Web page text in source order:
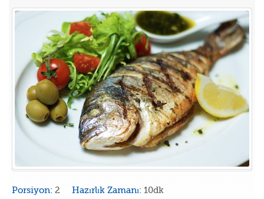
Porsiyon: 2 Hazırlık Zamanı: 10dk